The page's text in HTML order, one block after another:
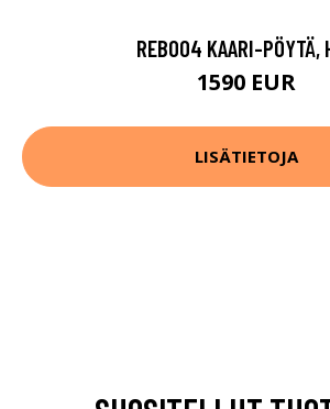
REB004 KAARI-PÖYTÄ,
1590 EUR
LISÄTIETOJA